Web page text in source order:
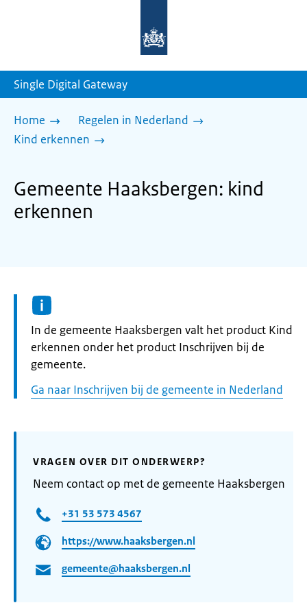
homepage
Single Digital Gateway
Home
Regelen in Nederland
Kind erkennen
Gemeente Haaksbergen: kind
erkennen
Informatie:
In de gemeente Haaksbergen valt het product Kind
erkennen onder het product Inschrijven bij de
gemeente.
Ga naar Inschrijven bij de gemeente in Nederland
VRAGEN OVER DIT ONDERWERP?
Neem contact op met de gemeente Haaksbergen
+31 53 573 4567
https://www.haaksbergen.nl
gemeente@haaksbergen.nl